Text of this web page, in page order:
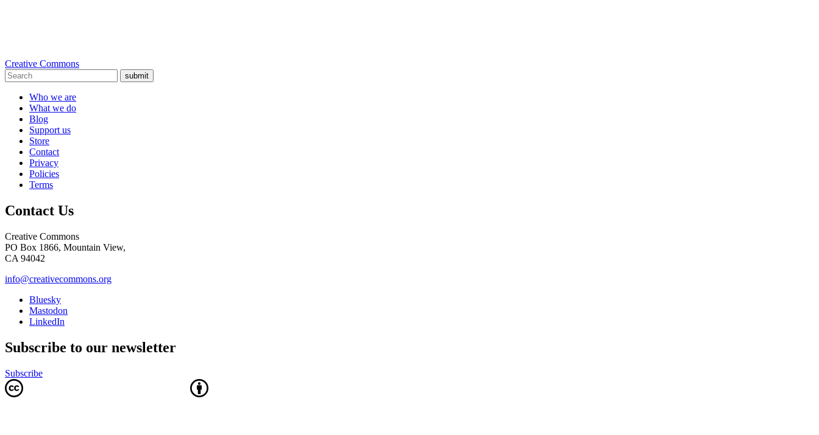
Creative Commons
submit
Who we are
What we do
Blog
Support us
Store
Contact
Privacy
Policies
Terms
Contact Us
Creative Commons
PO Box 1866, Mountain View,
CA 94042
info@creativecommons.org
Bluesky
Mastodon
LinkedIn
Subscribe to our newsletter
Subscribe